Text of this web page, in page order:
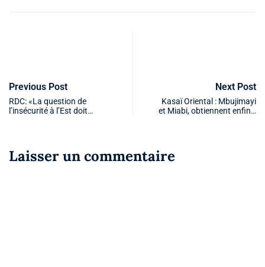
Previous Post
RDC: «La question de
l’insécurité à l’Est doit…
Next Post
Kasaï Oriental : Mbujimayi
et Miabi, obtiennent enfin…
Laisser un commentaire